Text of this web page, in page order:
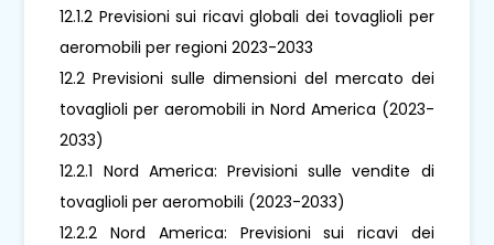
12.1.2 Previsioni sui ricavi globali dei tovaglioli per
aeromobili per regioni 2023-2033
12.2 Previsioni sulle dimensioni del mercato dei
tovaglioli per aeromobili in Nord America (2023-
2033)
12.2.1 Nord America: Previsioni sulle vendite di
tovaglioli per aeromobili (2023-2033)
12.2.2 Nord America: Previsioni sui ricavi dei